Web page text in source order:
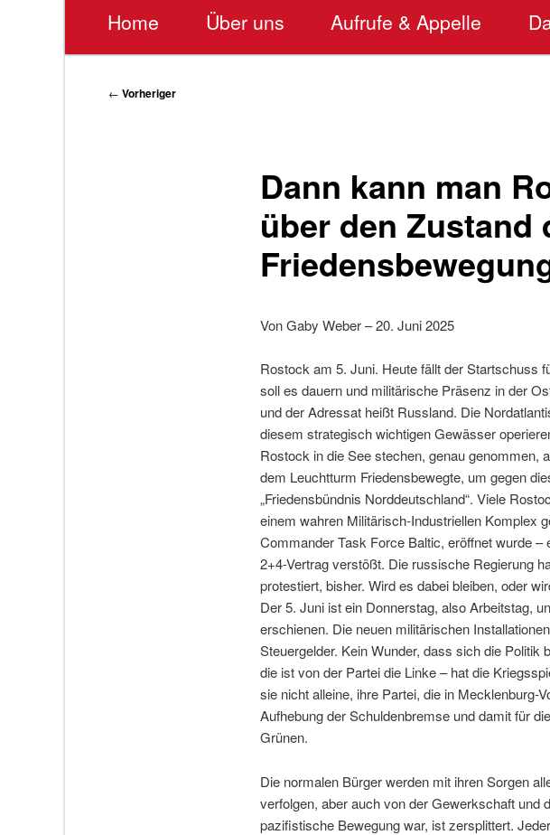
Home Über uns Aufrufe & Appelle
Beitragsnavigation
← Vorheriger
Dann kann man
über den Zustand
Von Gaby Weber – 20. Juni 2025
Rostock am 5. Juni. Heute fällt der Startschuss
soll es dauern und militärische Präsenz in der
und der Adressat heißt Russland. Die
diesem strategisch wichtigen Gewässer
Rostock in die See stechen, genau genommen,
dem Leuchtturm Friedensbewegte, um gegen
„Friedensbündnis Norddeutschland“. Viele
einem wahren Militärisch-Industriellen Komplex
Commander Task Force Baltic, eröffnet wurde
2+4-Vertrag verstößt. Die russische Regierung
protestiert, bisher. Wird es dabei bleiben, oder
Der 5. Juni ist ein Donnerstag, also Arbeitstag,
erschienen. Die neuen militärischen
Steuergelder. Kein Wunder, dass sich die
die ist von der Partei die Linke – hat die
sie nicht alleine, ihre Partei, die in
Aufhebung der Schuldenbremse und damit für
Grünen.
Die normalen Bürger werden mit ihren Sorgen
verfolgen, aber auch von der Gewerkschaft und
pazifistische Bewegung war, ist zersplittert.